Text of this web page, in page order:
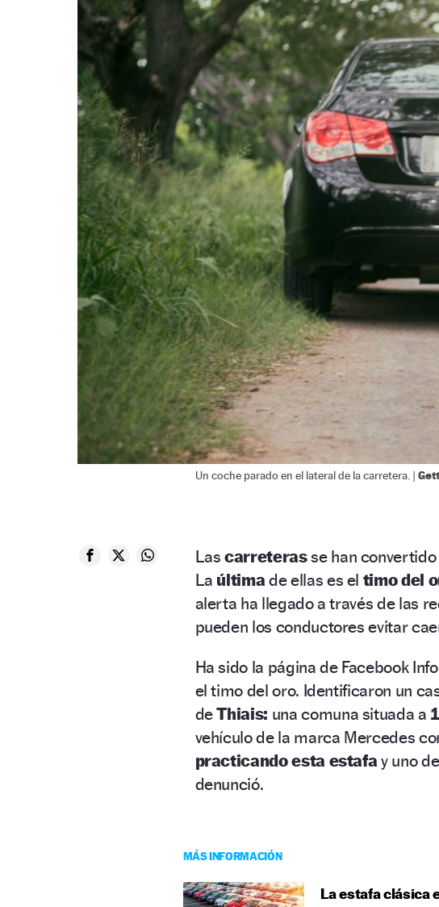
Un coche parado en el lateral de la carretera. |
Lascarreterasse han
La últimade ellas es el timo del
alerta ha llegado a través de las
pueden los conductores evitar
Ha sido la página de Facebook
el timo del oro. Identificaron un
deThiais: una comuna situada a
vehículo de la marca Mercedes
practicando esta estafa y uno
denunció.
MÁS INFORMACIÓN
La estafa clásica